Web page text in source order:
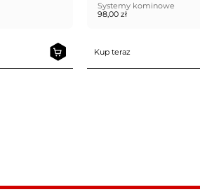
Systemy kominowe
98,00 zł
Kup teraz